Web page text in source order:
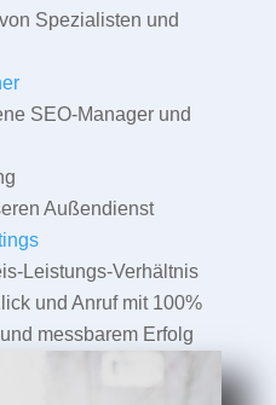
Spezialisten und
SEO-Manager und
Außendienst
Leistungs-Verhältnis
und Anruf mit 100%
messbarem Erfolg